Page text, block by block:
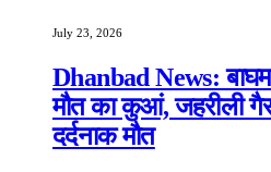
July 23, 2026
Dhanbad News:
मौत का कुआं, जहरीली
दर्दनाक मौत